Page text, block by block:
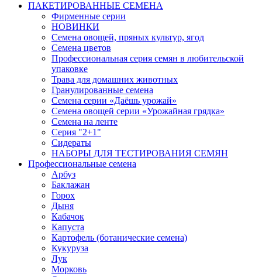
ПАКЕТИРОВАННЫЕ СЕМЕНА
Фирменные серии
НОВИНКИ
Семена овощей, пряных культур, ягод
Семена цветов
Профессиональная серия семян в любительской
упаковке
Трава для домашних животных
Гранулированные семена
Семена серии «Даёшь урожай»
Семена овощей серии «Урожайная грядка»
Семена на ленте
Серия "2+1"
Сидераты
НАБОРЫ ДЛЯ ТЕСТИРОВАНИЯ СЕМЯН
Профессиональные семена
Арбуз
Баклажан
Горох
Дыня
Кабачок
Капуста
Картофель (ботанические семена)
Кукуруза
Лук
Морковь